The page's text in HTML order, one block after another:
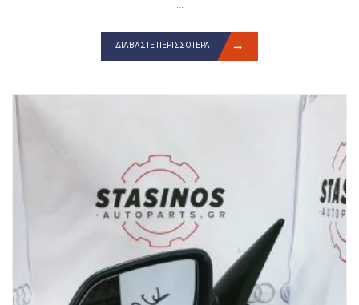
ΔΙΑΒΆΣΤΕ ΠΕΡΙΣΣΌΤΕΡΑ